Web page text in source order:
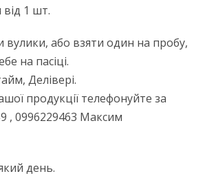
1 шт.
або взяти один на пробу,
на пасіці.
Делівері.
продукції телефонуйте за
, 0996229463 Максим
день.